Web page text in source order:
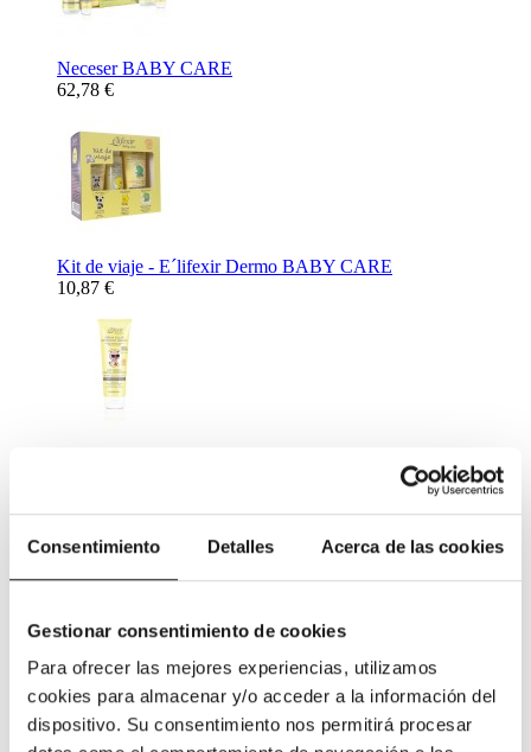
Consentimiento Detalles Acerca de las cookies
Gestionar consentimiento de cookies
Para ofrecer las mejores experiencias, utilizamos
cookies para almacenar y/o acceder a la información del
dispositivo. Su consentimiento nos permitirá procesar
Neceser BABY CARE
62,78 €
Kit de viaje - E´lifexir Dermo BABY CARE
10,87 €
Crema Solar Mineral Protection SPF50 - E´lifexir Dermo
Complemento Alimenticio para ayudar al descanso nocturno -
Netisum VPT 60 caps
11,31 €